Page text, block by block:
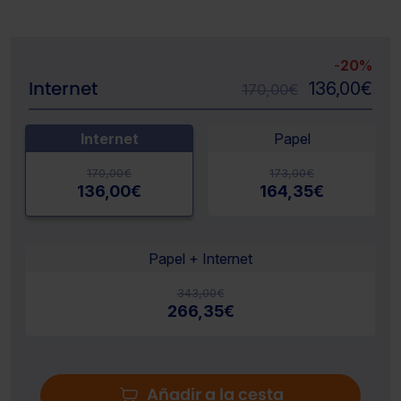
Internet
-20%
170,00€ 136,00€
Internet
170,00€
136,00€
Papel
173,00€
164,35€
Papel + Internet
343,00€
266,35€
Añadir a la cesta